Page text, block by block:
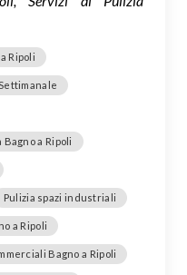
Ripoli
a Ripoli
Pulizia spazi industriali
a Ripoli
Bagno a Ripoli